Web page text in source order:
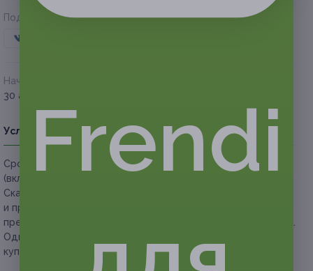
Поделиться с друзьями
Начало действия
30 августа 2019 г.
Условия Описание Гарантии Адреса Вопросы
Срок действия купонов: с 30.08.2019 до 30.11.2019
(включительно).
Скачайте
и предъявите купон с экрана телефона. Вы также можете
предъявить купон в электронном или распечатанном виде.
Один человек может купить неограниченное количество
купонов для себя или в подарок.
Frendi